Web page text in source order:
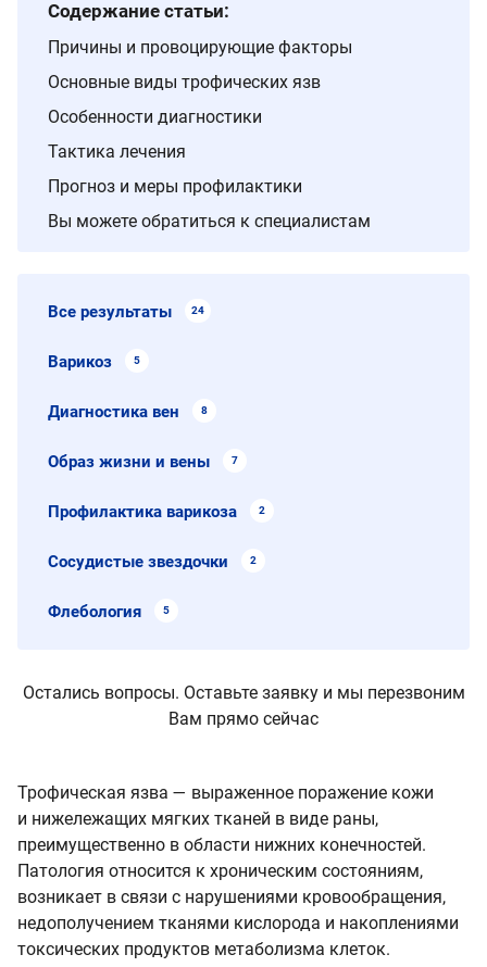
Трофическая язва — выраженное поражение кожи
и нижележащих мягких тканей в виде раны,
преимущественно в области нижних конечностей.
Патология относится к хроническим состояниям,
возникает в связи с нарушениями кровообращения,
недополучением тканями кислорода и накоплениями
токсических продуктов метаболизма клеток.
Содержание статьи:
Причины и провоцирующие факторы
Основные виды трофических язв
Особенности диагностики
Тактика лечения
Прогноз и меры профилактики
Вы можете обратиться к специалистам
Все результаты 24
Варикоз 5
Диагностика вен 8
Образ жизни и вены 7
Профилактика варикоза 2
Сосудистые звездочки 2
Флебология 5
Остались вопросы. Оставьте заявку и мы перезвоним
Вам прямо сейчас